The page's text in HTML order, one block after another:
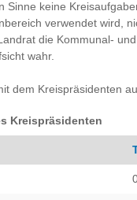
Sinne keine
verwendet wird,
die Kommunal-
wahr.
dem Kreispräsidenten
Kreispräsidenten